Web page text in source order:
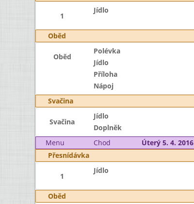
1
Jídlo
Oběd
Oběd
Polévka
Jídlo
Příloha
Nápoj
Svačina
Svačina
Jídlo
Doplněk
Menu
Chod Úterý 5. 4. 2016
Přesnídávka
1
Jídlo
Oběd